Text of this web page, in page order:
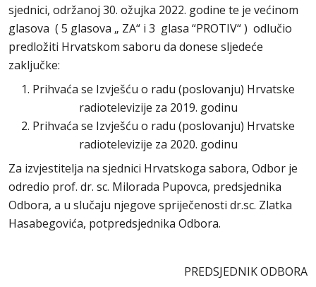
sjednici, održanoj 30. ožujka 2022. godine te je većinom
glasova ( 5 glasova „ ZA“ i 3 glasa “PROTIV“ ) odlučio
predložiti Hrvatskom saboru da donese sljedeće
zaključke:
1. Prihvaća se Izvješću o radu (poslovanju) Hrvatske
radiotelevizije za 2019. godinu
2. Prihvaća se Izvješću o radu (poslovanju) Hrvatske
radiotelevizije za 2020. godinu
Za izvjestitelja na sjednici Hrvatskoga sabora, Odbor je
odredio prof. dr. sc. Milorada Pupovca, predsjednika
Odbora, a u slučaju njegove spriječenosti dr.sc. Zlatka
Hasabegovića, potpredsjednika Odbora.
PREDSJEDNIK ODBORA